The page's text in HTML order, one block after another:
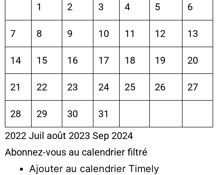
1 2 3 4 5 6
7 8 9 10 11 12 13
14 15 16 17 18 19 20
21 22 23 24 25 26 27
28 29 30
31
2022 Juil août 2023 Sep 2024
Abonnez-vous au calendrier filtré
Ajouter au calendrier Timely